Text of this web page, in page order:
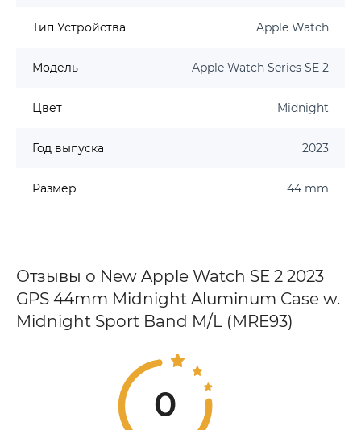
Тип Устройства Apple Watch
Модель Apple Watch Series SE 2
Цвет Midnight
Год выпуска 2023
Размер 44 mm
Отзывы о New Apple Watch SE 2 2023
GPS 44mm Midnight Aluminum Case w.
Midnight Sport Band M/L (MRE93)
0